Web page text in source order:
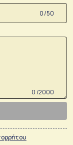
0 /50
0 /2000